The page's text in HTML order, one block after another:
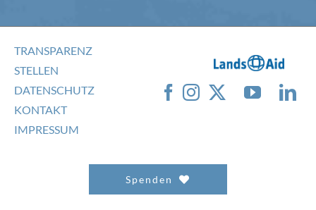
TRANSPARENZ
STELLEN
DATENSCHUTZ
KONTAKT
IMPRESSUM
Spenden